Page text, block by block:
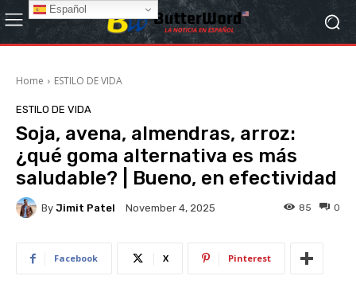
Home ESTILO DE VIDA
ESTILO DE VIDA
Soja, avena, almendras, arroz:
¿qué goma alternativa es más
saludable? | Bueno, en efectividad
By Jimit Patel November 4, 2025 0
85
Facebook X Pinterest
Español